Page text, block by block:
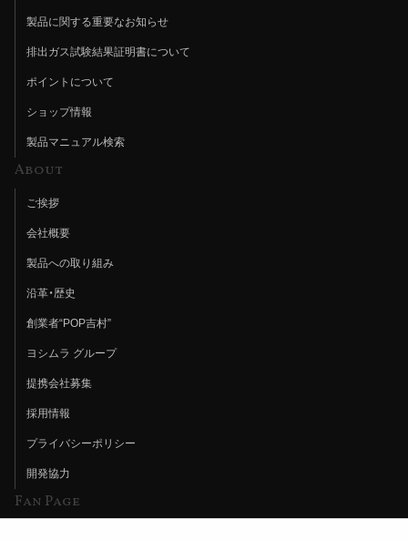
製品に関する重要なお知らせ
排出ガス試験結果証明書について
ポイントについて
ショップ情報
製品マニュアル検索
About
ご挨拶
会社概要
製品への取り組み
沿革・歴史
創業者“POP吉村”
ヨシムラ グループ
提携会社募集
採用情報
プライバシーポリシー
開発協力
Fan Page